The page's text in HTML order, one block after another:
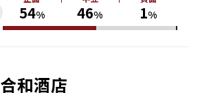
54% 46% 1%
合和酒店